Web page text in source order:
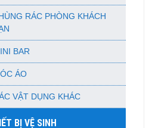
RÁC PHÒNG KHÁCH
BAR
ÁO
VẬT DỤNG KHÁC
BỊ VỆ SINH